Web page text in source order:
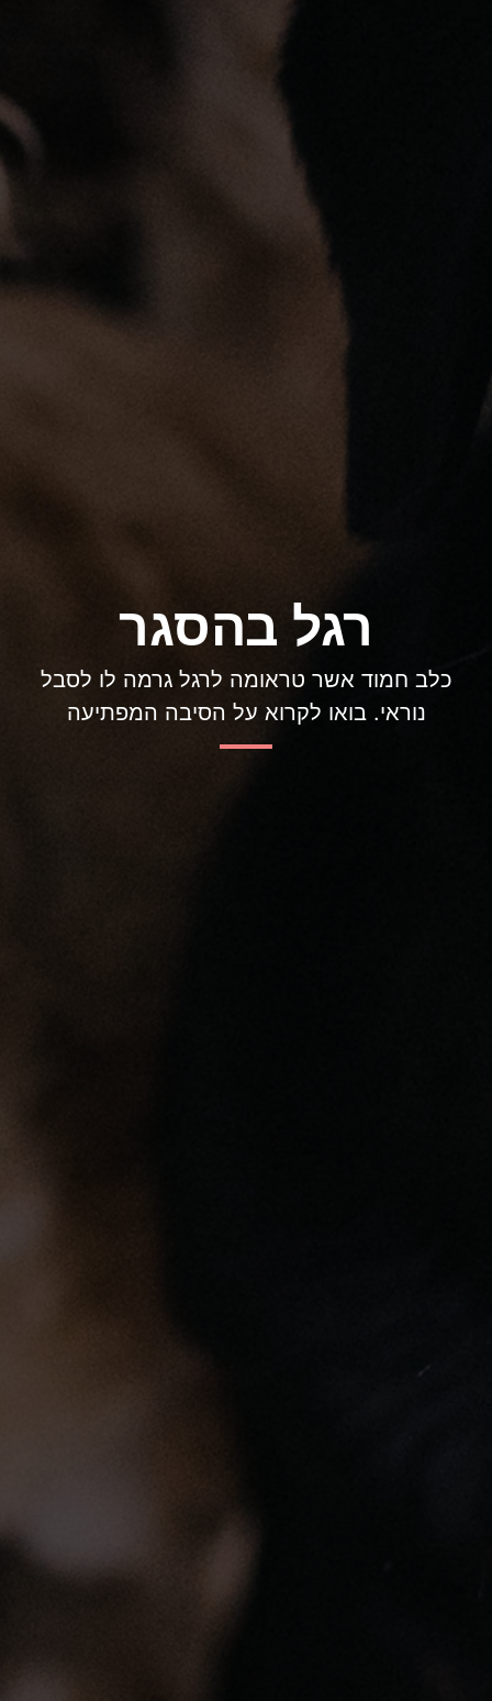
רגל בהסגר
כלב חמוד אשר טראומה לרגל גרמה לו לסבל
נוראי. בואו לקרוא על הסיבה המפתיעה